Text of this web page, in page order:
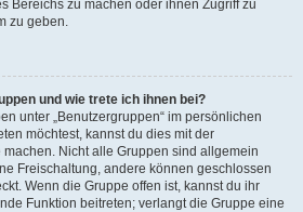
Bereichs zu machen oder ihnen Zugriff zu
zu geben.
und wie trete ich ihnen bei?
unter „Benutzergruppen“ im persönlichen
möchtest, kannst du dies mit der
Nicht alle Gruppen sind allgemein
Freischaltung, andere können geschlossen
Wenn die Gruppe offen ist, kannst du ihr
Funktion beitreten; verlangt die Gruppe eine